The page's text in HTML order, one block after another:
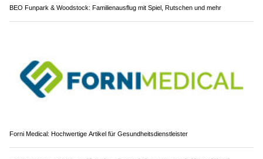
BEO Funpark & Woodstock: Familienausflug mit Spiel, Rutschen und mehr
Forni Medical: Hochwertige Artikel für Gesundheitsdienstleister